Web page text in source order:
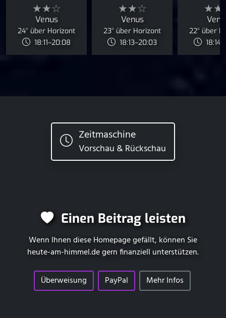
★★☆
Venus
24° über Horizont
18:11–20:08
★★☆
Venus
23° über Horizont
18:13–20:03
22° über
Zeitmaschine
Vorschau & Rückschau
Einen Beitrag leisten
Wenn Ihnen diese Homepage gefällt, können Sie
heute-am-himmel.degern finanziell unterstützen.
Überweisung PayPal Mehr Infos